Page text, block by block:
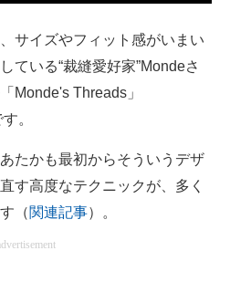
サイズやフィット感がいまい
ている“裁縫愛好家”Mondeさ
Monde's Threads」
。
たかも最初からそういうデザ
す高度なテクニックが、多く
（関連記事）。